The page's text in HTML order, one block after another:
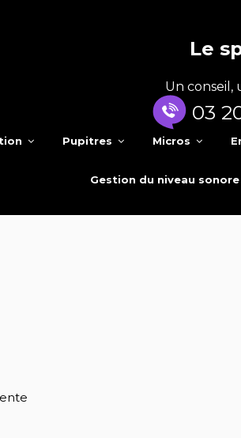
Le
Un conseil,
03
Pupitres Micros
Gestion du niveau sonore